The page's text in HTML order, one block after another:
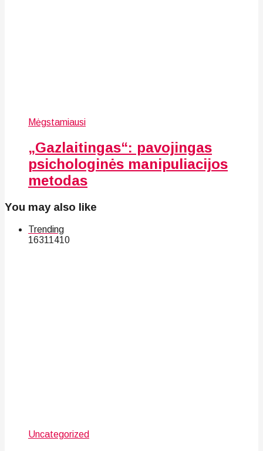
Mėgstamiausi
„Gazlaitingas“: pavojingas
psichologinės manipuliacijos
metodas
You may also like
Trending
16311410
Uncategorized